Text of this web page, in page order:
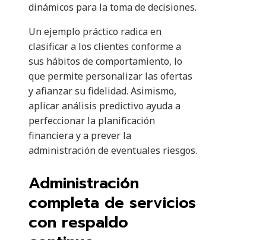
dinámicos para la toma de decisiones.
Un ejemplo práctico radica en
clasificar a los clientes conforme a
sus hábitos de comportamiento, lo
que permite personalizar las ofertas
y afianzar su fidelidad. Asimismo,
aplicar análisis predictivo ayuda a
perfeccionar la planificación
financiera y a prever la
administración de eventuales riesgos.
Administración
completa de servicios
con respaldo